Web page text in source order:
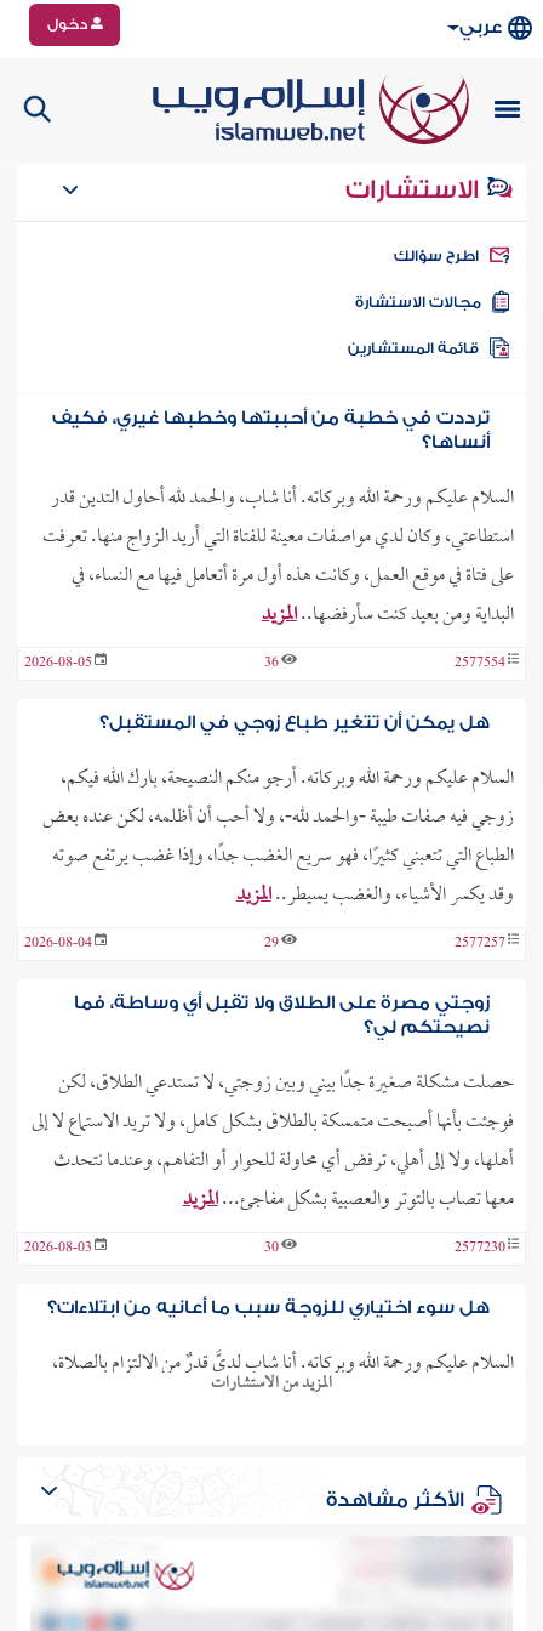
عربي دخول
الاستشارات
سؤالك
الاستشارة
ترددت في خطبة من أحببتها وخطبها غيري، فكيف
أنساها؟
السلام عليكم ورحمة الله وبركاته. أنا شاب، والحمد لله أحاول التدين قدر
استطاعتي، وكان لدي مواصفات معينة للفتاة التي أريد الزواج منها. تعرفت
على فتاة في موقع العمل، وكانت هذه أول مرة أتعامل فيها مع النساء، في
البداية ومن بعيد كنت سأرفضها..المزيد
2577554
36
2026-08-05
هل يمكن أن تتغير طباع زوجي في المستقبل؟
السلام عليكم ورحمة الله وبركاته. أرجو منكم النصيحة، بارك الله فيكم،
زوجي فيه صفات طيبة -والحمد لله-، ولا أحب أن أظلمه، لكن عنده بعض
الطباع التي تتعبني كثيرًا، فهو سريع الغضب جدًا، وإذا غضب يرتفع صوته
وقد يكسر الأشياء، والغضب يسيطر..المزيد
2577257
29
2026-08-04
زوجتي مصرة على الطلاق ولا تقبل أي وساطة، فما
نصيحتكم لي؟
حصلت مشكلة صغيرة جدًا بيني وبين زوجتي، لا تستدعي الطلاق، لكن
فوجئت بأنها أصبحت متمسكة بالطلاق بشكل كامل، ولا تريد الاستماع لا إلى
أهلها، ولا إلى أهلي، ترفض أي محاولة للحوار أو التفاهم، وعندما نتحدث
معها تصاب بالتوتر والعصبية بشكل مفاجئ...المزيد
2577230
30
2026-08-03
هل سوء اختياري للزوجة سبب ما أعانيه من ابتلاءات؟
السلام عليكم ورحمة الله وبركاته. أنا شاب لديَّ قدرٌ من الالتزام بالصلاة،
والابتعاد عمَّا حرَّم الله من العلاقات بالنساء وغيرها، تعرَّفت إلى فتاة وأُعجبت
المزيد
كيف أتعامل مع الافتراء والظلم الذي أحرجني به
خاطبي مع أهلي؟
المزيد من الاستشارات
الأكثر مشاهدة